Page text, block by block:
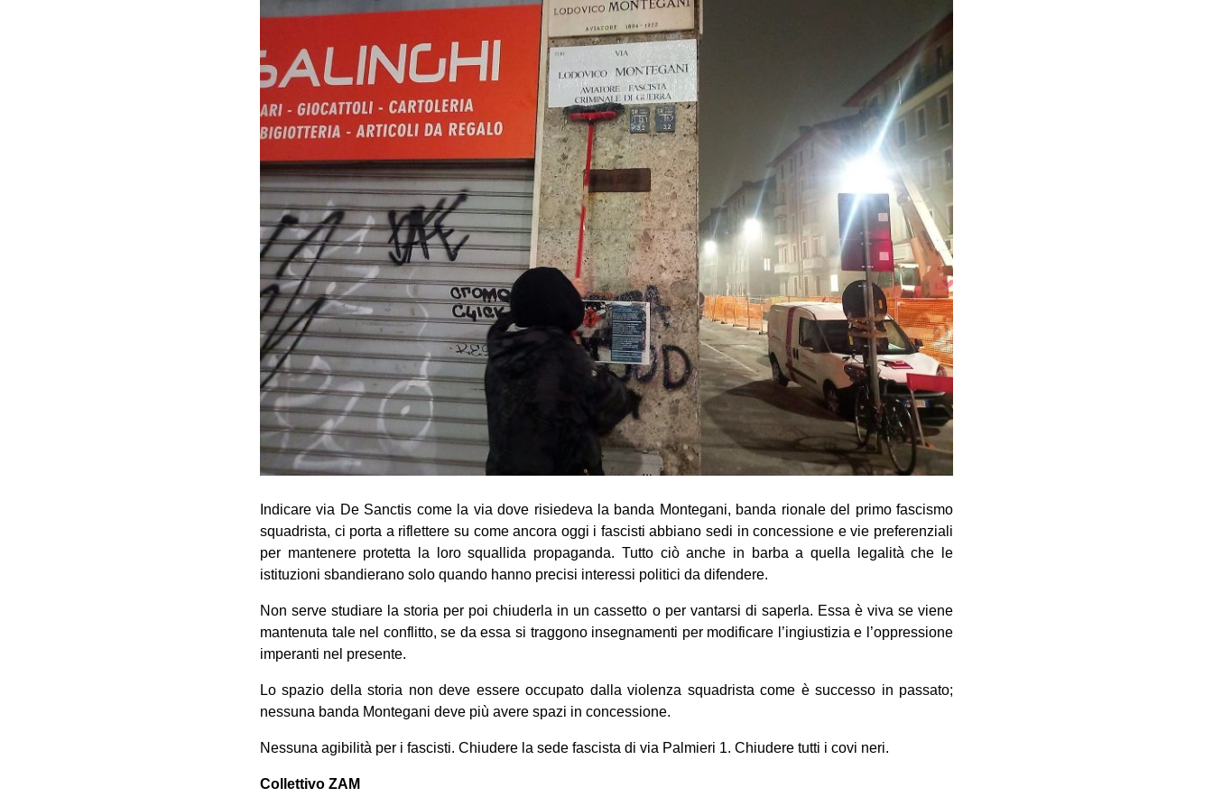
Indicare via De Sanctis come la via dove risiedeva la banda Montegani, banda rionale del primo fascismo
squadrista, ci porta a riflettere su come ancora oggi i fascisti abbiano sedi in concessione e vie preferenziali
per mantenere protetta la loro squallida propaganda. Tutto ciò anche in barba a quella legalità che le
istituzioni sbandierano solo quando hanno precisi interessi politici da difendere.
Non serve studiare la storia per poi chiuderla in un cassetto o per vantarsi di saperla. Essa è viva se viene
mantenuta tale nel conflitto, se da essa si traggono insegnamenti per modificare l’ingiustizia e l’oppressione
imperanti nel presente.
Lo spazio della storia non deve essere occupato dalla violenza squadrista come è successo in passato;
nessuna banda Montegani deve più avere spazi in concessione.
Nessuna agibilità per i fascisti. Chiudere la sede fascista di via Palmieri 1. Chiudere tutti i covi neri.
Collettivo ZAM